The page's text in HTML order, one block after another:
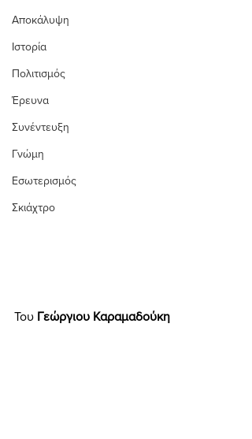
Αποκάλυψη
Ιστορία
Πολιτισμός
Έρευνα
Συνέντευξη
Γνώμη
Εσωτερισμός
Σκιάχτρο
Του Γεώργιου Καραμαδούκη